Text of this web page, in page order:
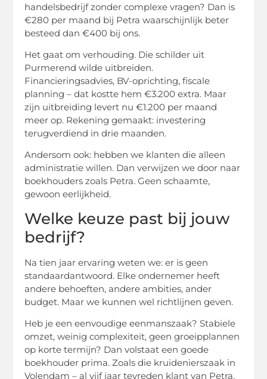
handelsbedrijf zonder complexe vragen? Dan is
€280 per maand bij Petra waarschijnlijk beter
besteed dan €400 bij ons.
Het gaat om verhouding. Die schilder uit
Purmerend wilde uitbreiden.
Financieringsadvies, BV-oprichting, fiscale
planning – dat kostte hem €3.200 extra. Maar
zijn uitbreiding levert nu €1.200 per maand
meer op. Rekening gemaakt: investering
terugverdiend in drie maanden.
Andersom ook: hebben we klanten die alleen
administratie willen. Dan verwijzen we door naar
boekhouders zoals Petra. Geen schaamte,
gewoon eerlijkheid.
Welke keuze past bij jouw
bedrijf?
Na tien jaar ervaring weten we: er is geen
standaardantwoord. Elke ondernemer heeft
andere behoeften, andere ambities, ander
budget. Maar we kunnen wel richtlijnen geven.
Heb je een eenvoudige eenmanszaak? Stabiele
omzet, weinig complexiteit, geen groeipplannen
op korte termijn? Dan volstaat een goede
boekhouder prima. Zoals die kruidenierszaak in
Volendam – al vijf jaar tevreden klant van Petra,